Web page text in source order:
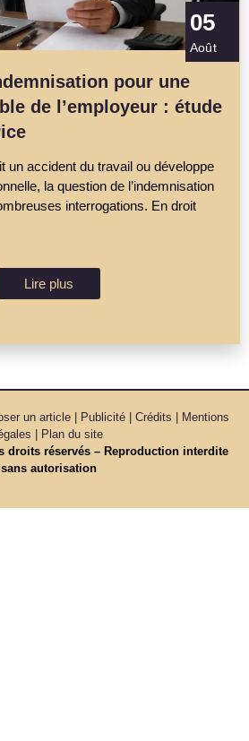
05
Août
pour une
de l’employeur : étude
un accident du travail ou développe
la question de l’indemnisation
interrogations. En droit
Lire plus
un article | Publicité | Crédits | Mentions
|
Plan du site
droits réservés – Reproduction interdite
sans autorisation